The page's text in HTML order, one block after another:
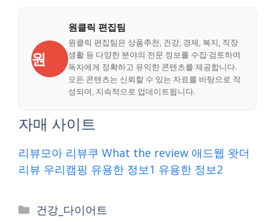
원
원클릭 편집팀
원클릭 편집팀은 상품추천, 건강, 경제, 복지, 직장
생활 등 다양한 분야의 전문 정보를 수집·검토하여
독자에게 정확하고 유익한 콘텐츠를 제공합니다.
모든 콘텐츠는 신뢰할 수 있는 자료를 바탕으로 작
성되며, 지속적으로 업데이트됩니다.
자매 사이트
리뷰모아 리뷰쿠 What the review 애드웹 왓더
리뷰 우리캠핑 유용한 정보1 유용한 정보2
Categories
건강_다이어트